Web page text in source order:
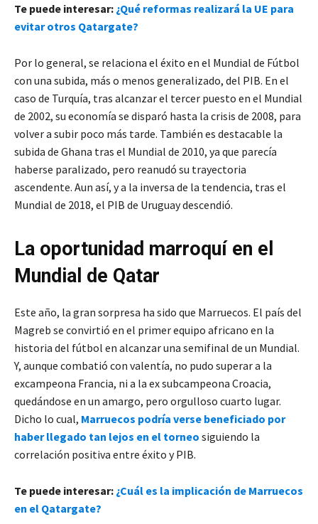
Te puede interesar: ¿Qué reformas realizará la UE para
evitar otros Qatargate?
Por lo general, se relaciona el éxito en el Mundial de Fútbol
con una subida, más o menos generalizado, del PIB. En el
caso de Turquía, tras alcanzar el tercer puesto en el Mundial
de 2002, su economía se disparó hasta la crisis de 2008, para
volver a subir poco más tarde. También es destacable la
subida de Ghana tras el Mundial de 2010, ya que parecía
haberse paralizado, pero reanudó su trayectoria
ascendente. Aun así, y a la inversa de la tendencia, tras el
Mundial de 2018, el PIB de Uruguay descendió.
La oportunidad marroquí en el
Mundial de Qatar
Este año, la gran sorpresa ha sido que Marruecos. El país del
Magreb se convirtió en el primer equipo africano en la
historia del fútbol en alcanzar una semifinal de un Mundial.
Y, aunque combatió con valentía, no pudo superar a la
excampeona Francia, ni a la ex subcampeona Croacia,
quedándose en un amargo, pero orgulloso cuarto lugar.
Dicho lo cual, Marruecos podría verse beneficiado por
haber llegado tan lejos en el torneo siguiendo la
correlación positiva entre éxito y PIB.
Te puede interesar: ¿Cuál es la implicación de Marruecos
en el Qatargate?